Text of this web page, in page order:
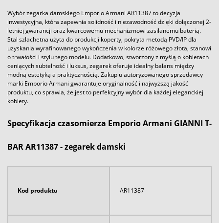
Wybór zegarka damskiego Emporio Armani AR11387 to decyzja
inwestycyjna, która zapewnia solidność i niezawodność dzięki dołączonej 2-
letniej gwarancji oraz kwarcowemu mechanizmowi zasilanemu baterią.
Stal szlachetna użyta do produkcji koperty, pokryta metodą PVD/IP dla
uzyskania wyrafinowanego wykończenia w kolorze różowego złota, stanowi
o trwałości i stylu tego modelu. Dodatkowo, stworzony z myślą o kobietach
ceniących subtelność i luksus, zegarek oferuje idealny balans między
modną estetyką a praktycznością. Zakup u autoryzowanego sprzedawcy
marki Emporio Armani gwarantuje oryginalność i najwyższą jakość
produktu, co sprawia, że jest to perfekcyjny wybór dla każdej eleganckiej
kobiety.
Specyfikacja czasomierza Emporio Armani GIANNI T-
BAR AR11387 - zegarek damski
Kod produktu AR11387